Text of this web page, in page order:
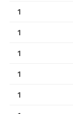
1
1
1
1
1